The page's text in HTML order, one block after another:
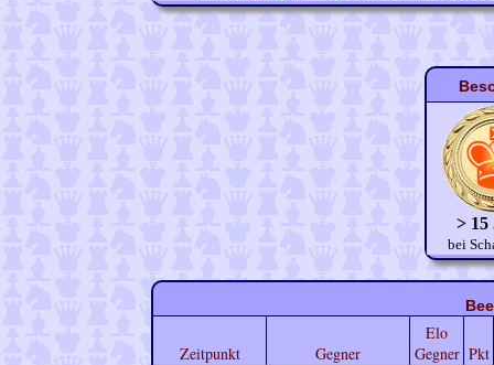
> 15
bei
Zeitpunkt Gegner
Elo
Gegner Pkt